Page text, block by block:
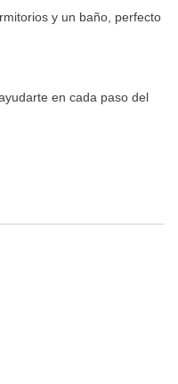
y un baño, perfecto
en cada paso del